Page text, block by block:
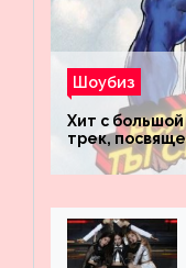
Шоубиз
Хит с большой
трек,